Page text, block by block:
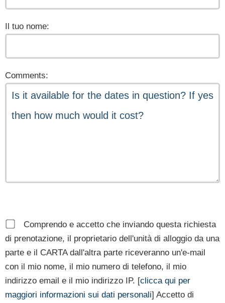
Il tuo nome:
Comments:
Comprendo e accetto che inviando questa richiesta
di prenotazione, il proprietario dell'unità di alloggio da una
parte e il CARTA dall'altra parte riceveranno un'e-mail
con il mio nome, il mio numero di telefono, il mio
indirizzo email e il mio indirizzo IP. [clicca qui per
maggiori informazioni sui dati personali] Accetto di